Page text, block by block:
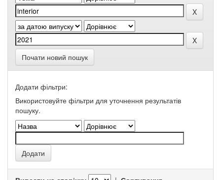
Почати новий пошук
Додати фільтри:
Використовуйте фільтри для уточнення результатів
пошуку.